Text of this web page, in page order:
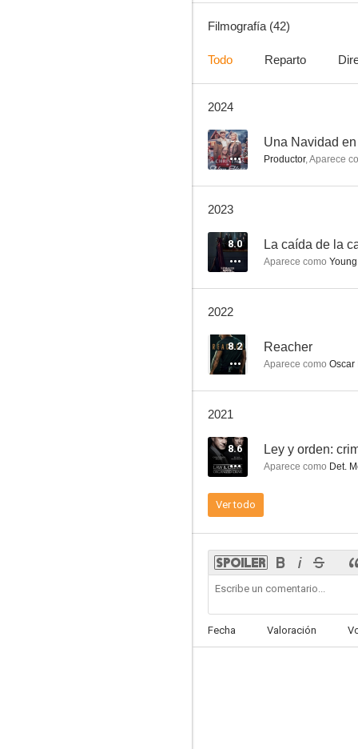
8.0
Filmografía (42)
Todo Reparto
2024
-- Una Navidad
Productor,Aparece
2023
8.0 La caída de la
Aparece como
2022
8.2 Reacher
Aparece como Oscar
2021
8.6 Ley y orden:
Aparece como Det.
Ver todo
Fecha Valoración